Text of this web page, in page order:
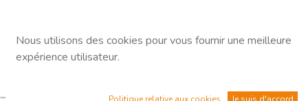
Description
Nous utilisons des cookies pour vous fournir une meilleure
expérience utilisateur.